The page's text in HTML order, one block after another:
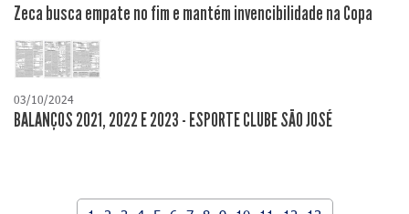
Zeca busca empate no fim e mantém invencibilidade na Copa
03/10/2024
BALANÇOS 2021, 2022 E 2023 - ESPORTE CLUBE SÃO JOSÉ